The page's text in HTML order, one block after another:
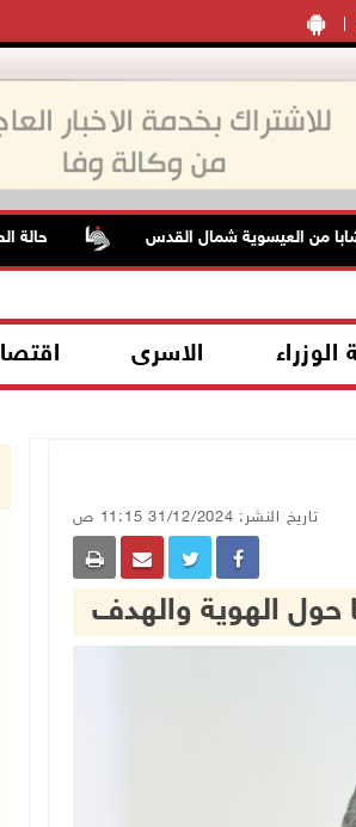
العيسوية شمال القدس حالة الطقس:
الوزراء الاسرى
تاريخ النشر: 31/12/2024 11:15 ص
الهوية والهدف